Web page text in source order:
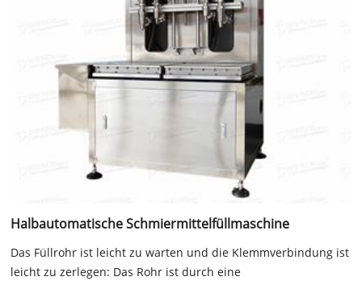
Halbautomatische Schmiermittelfüllmaschine
Das Füllrohr ist leicht zu warten und die Klemmverbindung ist
leicht zu zerlegen: Das Rohr ist durch eine